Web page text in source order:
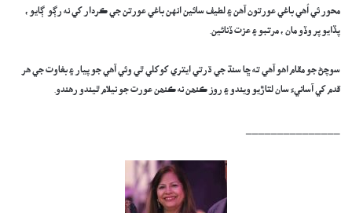
محور ئي اُهي باغي عورتون آهن ۽ لطيف سائين انهن باغي عورتن جي ڪردار کي نه رڳو ڳايو ،
پڏايو پر وڏو مان ، مرتبو ۽ عزت ڏنائين.
سوچڻ جو مقام اهو آهي ته ڇا سنڌ جي ڌرتي ايتري کوکلي ٿي وئي آهي جو پيار ۽ بغاوت جي هر
قدم کي آسانيءَ سان لتاڙيو ويندو ۽ روز ڪنھن نه ڪنھن عورت جو نيلام ٿيندو رهندو.